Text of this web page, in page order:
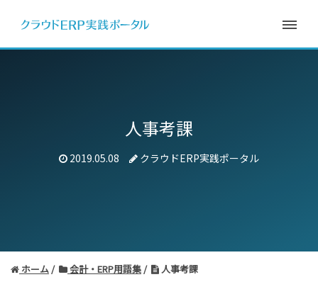
人事考課
2019.05.08 クラウドERP実践ポータル
ホーム 会計・ERP用語集 人事考課